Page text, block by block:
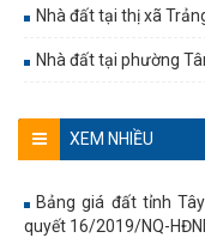
Nhà đất tại thị xã
Nhà đất tại phường
XEM NHIỀU
Bảng giá đất tỉnh
quyết 16/2019/NQ-